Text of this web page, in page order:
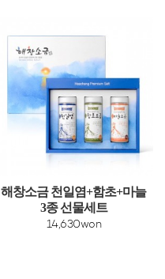
해창소금 천일염+함초+마늘
3종 선물세트
14,630won